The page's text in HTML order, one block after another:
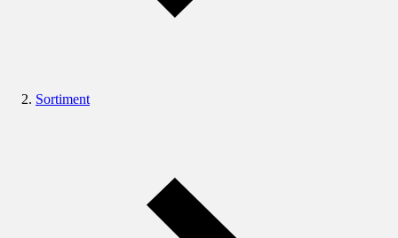
Sortiment